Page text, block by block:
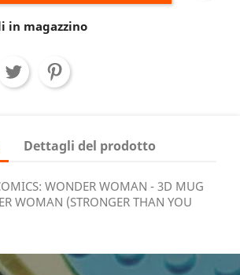
in magazzino
Dettagli del prodotto
WONDER WOMAN - 3D MUG
WOMAN (STRONGER THAN YOU